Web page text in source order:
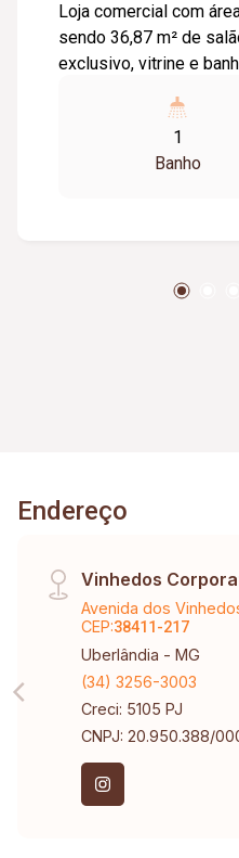
Loja comercial com
sendo 36,87 m² de
exclusivo, vitrine e
empreendimento
150 mil pessoas e 35
de 1 km, garantindo
1
Banho
Endereço
Vinhedos
Avenida dos
CEP:38411-217
Uberlândia - MG
(34) 3256-3003
Creci: 5105 PJ
CNPJ: 20.950.388/